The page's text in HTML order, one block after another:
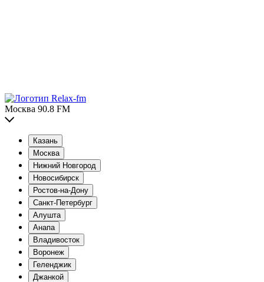
Москва 90.8 FM
Казань
Москва
Нижний Новгород
Новосибирск
Ростов-на-Дону
Санкт-Петербург
Алушта
Анапа
Владивосток
Воронеж
Геленджик
Джанкой